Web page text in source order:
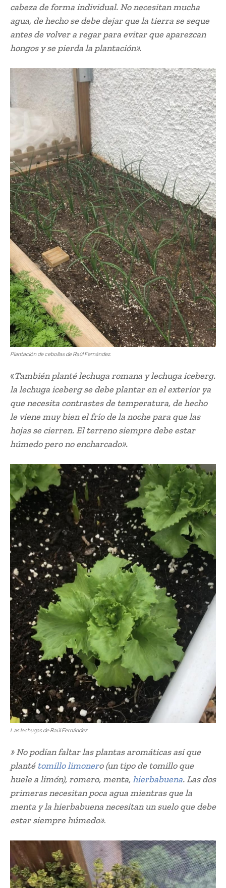
cabeza de forma individual. No necesitan mucha
agua, de hecho se debe dejar que la tierra se seque
antes de volver a regar para evitar que aparezcan
hongos y se pierda la plantación».
Plantación de cebollas de Raúl Fernández.
«También planté lechuga romana y lechuga iceberg.
la lechuga iceberg se debe plantar en el exterior ya
que necesita contrastes de temperatura, de hecho
le viene muy bien el frío de la noche para que las
hojas se cierren. El terreno siempre debe estar
húmedo pero no encharcado».
Las lechugas de Raúl Fernández
» No podían faltar las plantas aromáticas así que
planté tomillo limonero (un tipo de tomillo que
huele a limón), romero, menta, hierbabuena. Las dos
primeras necesitan poca agua mientras que la
menta y la hierbabuena necesitan un suelo que debe
estar siempre húmedo».